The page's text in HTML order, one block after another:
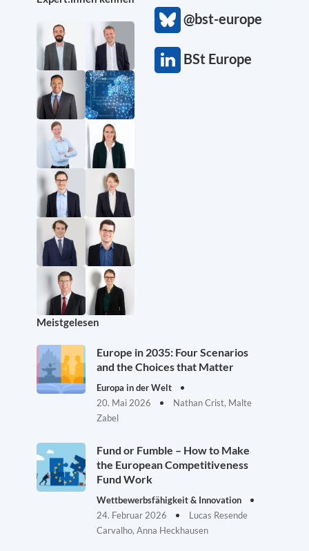
@bst-europe
BSt Europe
Meistgelesen
Europe in 2035: Four Scenarios
and the Choices that Matter
Europa in der Welt
20. Mai 2026
Nathan Crist, Malte
Zabel
Fund or Fumble – How to Make
the European Competitiveness
Fund Work
Wettbewerbsfähigkeit & Innovation
24. Februar 2026
Lucas Resende
Carvalho, Anna Heckhausen